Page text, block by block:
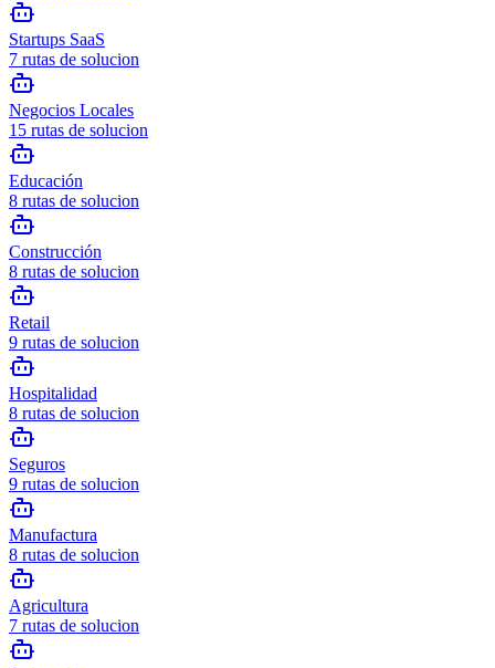
Startups SaaS
7 rutas de solucion
Negocios Locales
15 rutas de solucion
Educación
8 rutas de solucion
Construcción
8 rutas de solucion
Retail
9 rutas de solucion
Hospitalidad
8 rutas de solucion
Seguros
9 rutas de solucion
Manufactura
8 rutas de solucion
Agricultura
7 rutas de solucion